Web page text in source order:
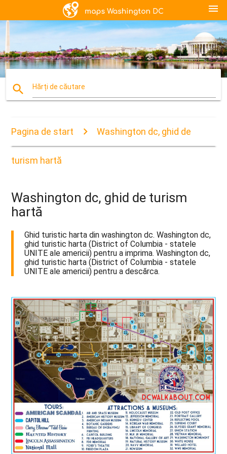
menu
search Hărți de căutare
Pagina de start Washington dc, ghid de
turism hartă
Washington dc, ghid de turism
hartă
Ghid turistic harta din washington dc. Washington dc,
ghid turistic harta (District of Columbia - statele
UNITE ale americii) pentru a imprima. Washington dc,
ghid turistic harta (District of Columbia - statele
UNITE ale americii) pentru a descărca.